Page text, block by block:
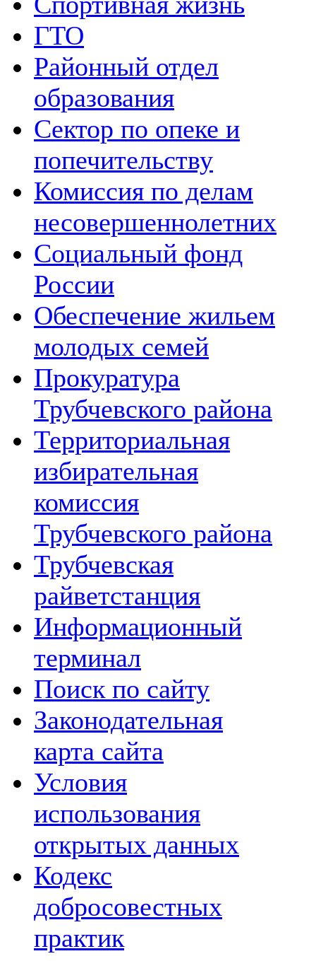
ГТО
Районный отдел
образования
Сектор по опеке и
попечительству
Комиссия по делам
несовершеннолетних
Социальный фонд
России
Обеспечение жильем
молодых семей
Прокуратура
Трубчевского района
Территориальная
избирательная
комиссия
Трубчевского района
Трубчевская
райветстанция
Информационный
терминал
Поиск по сайту
Законодательная
карта сайта
Условия
использования
открытых данных
Кодекс
добросовестных
практик